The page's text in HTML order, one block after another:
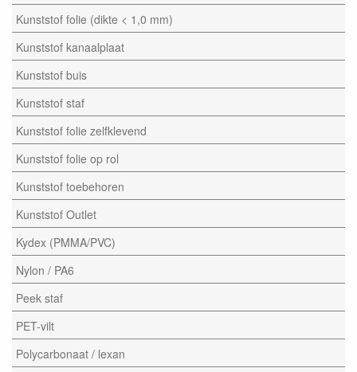
Kunststof folie (dikte < 1,0 mm)
Kunststof kanaalplaat
Kunststof buis
Kunststof staf
Kunststof folie zelfklevend
Kunststof folie op rol
Kunststof toebehoren
Kunststof Outlet
Kydex (PMMA/PVC)
Nylon / PA6
Peek staf
PET-vilt
Polycarbonaat / lexan